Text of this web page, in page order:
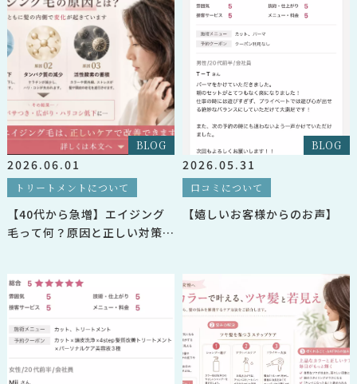
BLOG
2026.06.01
トリートメントについて
【40代から急増】エイジング
毛って何？原因と正しい対策を
BLOG
2026.05.31
口コミについて
【嬉しいお客様からのお声】